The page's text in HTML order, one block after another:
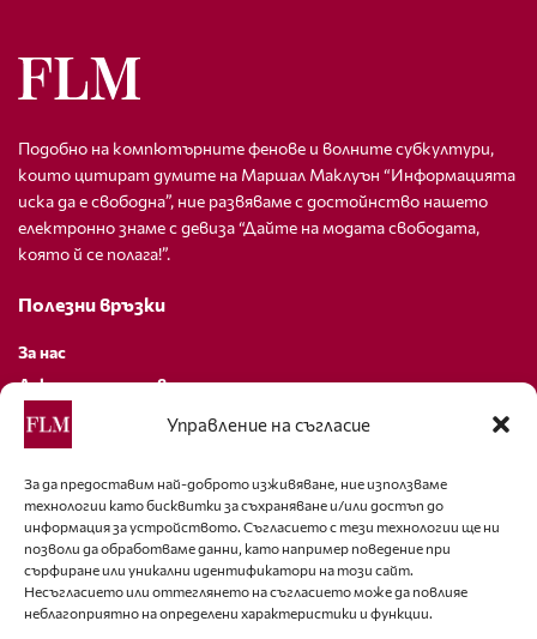
Управление на съгласие
За да предоставим най-доброто изживяване, ние използваме
технологии като бисквитки за съхраняване и/или достъп до
информация за устройството. Съгласието с тези технологии ще ни
позволи да обработваме данни, като например поведение при
сърфиране или уникални идентификатори на този сайт.
Несъгласието или оттеглянето на съгласието може да повлияе
неблагоприятно на определени характеристики и функции.
Подобно на компютърните фенове и волните субкултури,
които цитират думите на Маршал Маклуън “Информацията
иска да е свободна”, ние развяваме с достойнство нашето
електронно знаме с девиза “Дайте на модата свободата,
която й се полага!”.
Полезни връзки
За нас
Декларация за поверителност
Политика за бисквитки
За контакти
editor@fashion-lifestyle.net
+359 88 227 33 47
Последвайте ни